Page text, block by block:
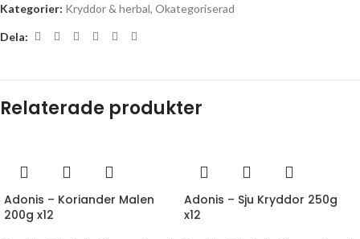
Kategorier: Kryddor & herbal, Okategoriserad
Dela:
Relaterade produkter
Adonis – Koriander Malen
200g x12
Adonis – Sju Kryddor 250g
x12